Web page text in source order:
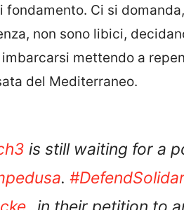
fondamento. Ci si
non sono libici,
mettendo a
del Mediterraneo.
is still waiting for a
in their petition to